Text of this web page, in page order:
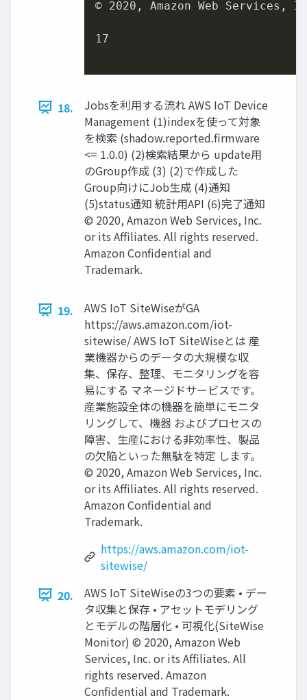
© 2020 , Amazon Web Services,
17
18.
Jobsを利⽤する流れ AWS IoT Device
Management (1)indexを使って対象
を検索 (shadow.reported.firmware
<= 1.0.0) (2)検索結果から update⽤
のGroup作成 (3) (2)で作成した
Group向けにJob⽣成 (4)通知
(5)status通知 統計⽤API (6)完了通知
© 2020, Amazon Web Services, Inc.
or its Affiliates. All rights reserved.
Amazon Confidential and
Trademark.
19.
AWS IoT SiteWiseがGA
https://aws.amazon.com/iot-
sitewise/ AWS IoT SiteWiseとは 産
業機器からのデータの⼤規模な収
集、保存、整理、モニタリングを容
易にする マネージドサービスです。
産業施設全体の機器を簡単にモニタ
リングして、機器 およびプロセスの
障害、⽣産における⾮効率性、製品
の⽋陥といった無駄を特定 します。
© 2020, Amazon Web Services, Inc.
or its Affiliates. All rights reserved.
Amazon Confidential and
Trademark.
https://aws.amazon.com/iot-
sitewise/
20.
AWS IoT SiteWiseの3つの要素 • デー
タ収集と保存 • アセットモデリング
とモデルの階層化 • 可視化(SiteWise
Monitor) © 2020, Amazon Web
Services, Inc. or its Affiliates. All
rights reserved. Amazon
Confidential and Trademark.